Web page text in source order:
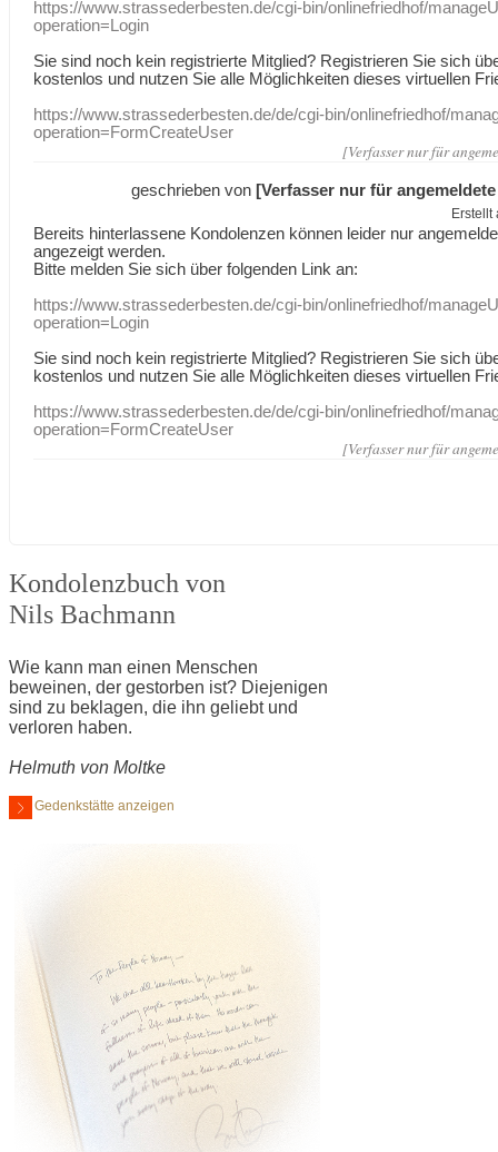
https://www.strassederbesten.de/cgi-bin/onlinefriedhof/
operation=Login
Sie sind noch kein registrierte Mitglied? Registrieren Sie sich
kostenlos und nutzen Sie alle Möglichkeiten dieses virtuellen
https://www.strassederbesten.de/de/cgi-bin/onlinefriedhof/
operation=FormCreateUser
[Verfasser nur für
geschrieben von [Verfasser nur für
Erstellt
Bereits hinterlassene Kondolenzen können leider nur
angezeigt werden.
Bitte melden Sie sich über folgenden Link an:
https://www.strassederbesten.de/cgi-bin/onlinefriedhof/
operation=Login
Sie sind noch kein registrierte Mitglied? Registrieren Sie sich
kostenlos und nutzen Sie alle Möglichkeiten dieses virtuellen
https://www.strassederbesten.de/de/cgi-bin/onlinefriedhof/
operation=FormCreateUser
[Verfasser nur für
Kondolenzbuch von
Nils Bachmann
Wie kann man einen Menschen
beweinen, der gestorben ist? Diejenigen
sind zu beklagen, die ihn geliebt und
verloren haben.
Helmuth von Moltke
Gedenkstätte anzeigen